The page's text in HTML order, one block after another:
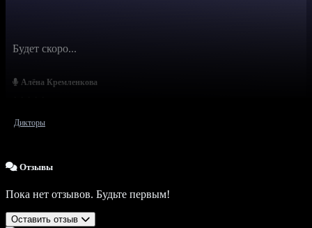
Алёна Кремленкова
Будет скоро...
Дикторы
Отзывы
Пока нет отзывов. Будьте первым!
Оставить отзыв